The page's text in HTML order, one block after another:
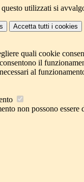
utilizzati si
Accetta tutti i cookies
quali cookie
il
al
non possono